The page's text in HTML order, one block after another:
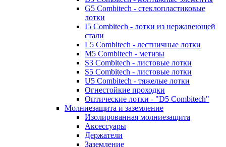
G5 Combitech - стеклопластиковые
лотки
I5 Combitech - лотки из нержавеющей
стали
L5 Combitech - лестничные лотки
M5 Combitech - метизы
S3 Combitech - листовые лотки
S5 Combitech - листовые лотки
U5 Combitech - тяжелые лотки
Огнестойкие проходки
Оптические лотки - "D5 Combitech"
Молниезащита и заземление
Изолированная молниезащита
Аксессуары
Держатели
Заземление